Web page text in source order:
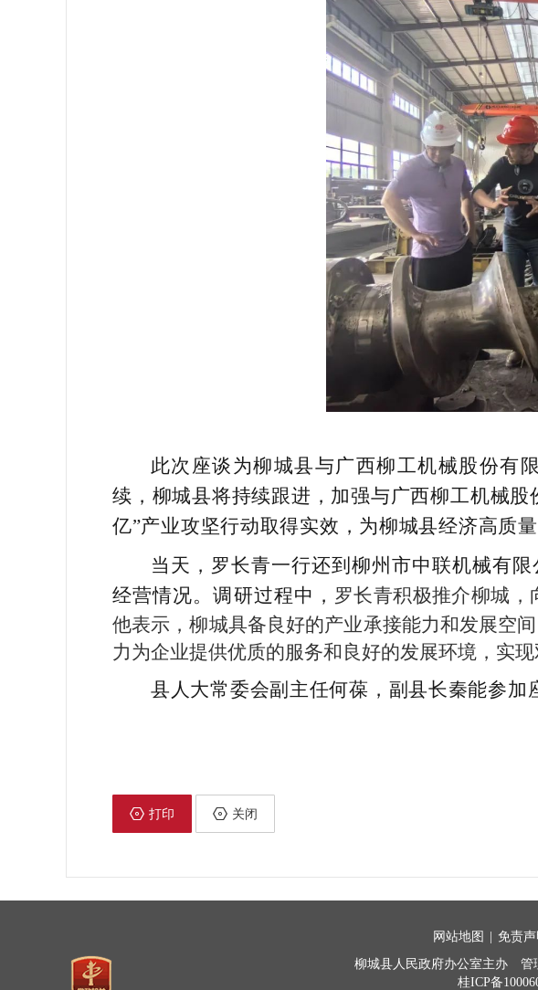
此次座谈为柳城县与广西柳工机械股份有
续，柳城县将持续跟进，加强与广西柳工机械
亿”产业攻坚行动取得实效，为柳城县经济高质量
当天，罗长青一行还到柳州市中联机械有
经营情况。调研过程中， 罗长青积极推介柳城，
他表示，柳城具备良好的产业承接能力和发展空
力为企业提供优质的服务和良好的发展环境，实现
县人大常委会副主任何葆，副县长秦能参加
打印 关闭
网站地图 | 免责声
柳城县人民政府办公室主办
管
桂ICP备